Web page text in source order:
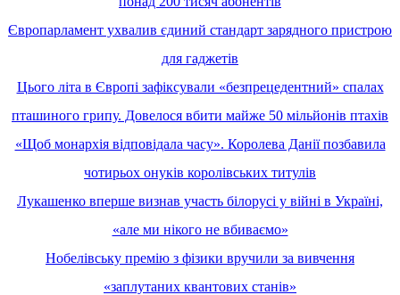
Європарламент ухвалив єдиний стандарт зарядного пристрою
для гаджетів
Цього літа в Європі зафіксували «безпрецедентний» спалах
пташиного грипу. Довелося вбити майже 50 мільйонів птахів
«Щоб монархія відповідала часу». Королева Данії позбавила
чотирьох онуків королівських титулів
Лукашенко вперше визнав участь білорусі у війні в Україні,
«але ми нікого не вбиваємо»
Нобелівську премію з фізики вручили за вивчення
«заплутаних квантових станів»